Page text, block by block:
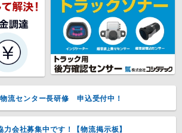
物流センター長研修 申込受付中！
力会社募集中です！【物流掲示板】